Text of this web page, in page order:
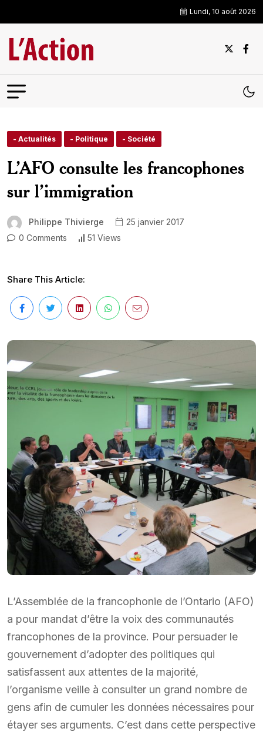
Lundi, 10 août 2026
- Actualités - Politique - Société
L’AFO consulte les francophones
sur l’immigration
Philippe Thivierge
25 janvier 2017
0 Comments
51 Views
Share This Article:
L’Assemblée de la francophonie de l’Ontario (AFO)
a pour mandat d’être la voix des communautés
francophones de la province. Pour persuader le
gouvernement d’adopter des politiques qui
satisfassent aux attentes de la majorité,
l’organisme veille à consulter un grand nombre de
gens afin de cumuler les données nécessaires pour
étayer ses arguments. C’est dans cette perspective